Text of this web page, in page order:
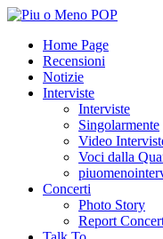
Home Page
Recensioni
Notizie
Interviste
Interviste
Singolarmente
Video
Voci dalla
Concerti
Photo Story
Report